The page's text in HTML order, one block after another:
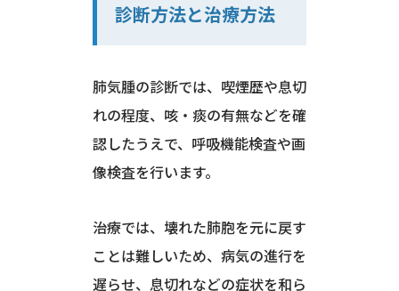
診断方法と治療方法
肺気腫の診断では、喫煙歴や息切
れの程度、咳・痰の有無などを確
認したうえで、呼吸機能検査や画
像検査を行います。
治療では、壊れた肺胞を元に戻す
ことは難しいため、病気の進行を
遅らせ、息切れなどの症状を和ら